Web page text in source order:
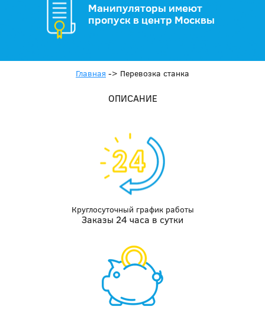
Манипуляторы имеют
пропуск в центр Москвы
Главная -> Перевозка станка
ОПИСАНИЕ
Круглосуточный график работы
Заказы 24 часа в сутки